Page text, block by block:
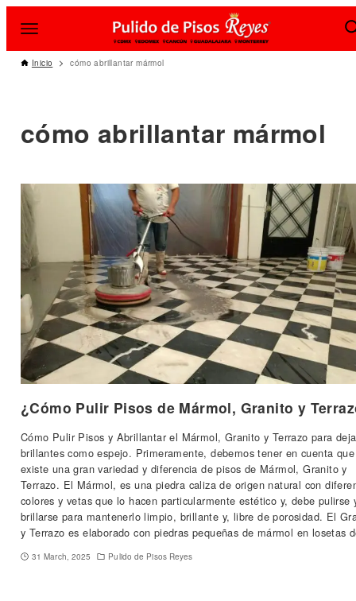
Inicio cómo abrillantar mármol
cómo abrillantar mármol
¿Cómo Pulir Pisos de Mármol, Granito y
Cómo Pulir Pisos y Abrillantar el Mármol, Granito y Terrazo para
brillantes como espejo. Primeramente, debemos tener en cuenta que
existe una gran variedad y diferencia de pisos de Mármol, Granito y
Terrazo. El Mármol, es una piedra caliza de origen natural con
colores y vetas que lo hacen particularmente estético y, debe pulirse
brillarse para mantenerlo limpio, brillante y, libre de porosidad. El
y Terrazo es elaborado con piedras pequeñas de mármol en losetas
31 March, 2025 Pulido de Pisos Reyes